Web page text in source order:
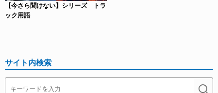
【今さら聞けない】シリーズ トラ
ック用語
サイト内検索